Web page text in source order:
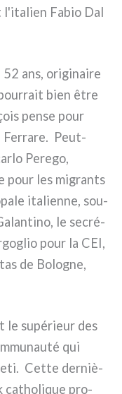
l'italien Fabio Dal
ans, ori­gi­nai­re
bien être
pen­se pour
Ferrare. Peut-
Perego,
pour les migran­ts
ita­lien­ne, sou­
le secré­
pour la CEI,
de Bologne,
le supé­rieur des
qui
Cette der­niè­
catho­li­que pro­